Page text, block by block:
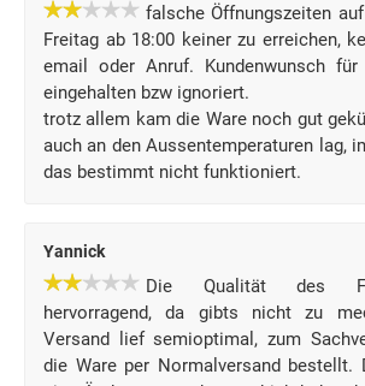
falsche Öffnungszeiten
Freitag ab 18:00 keiner zu erreichen,
email oder Anruf. Kundenwunsch
eingehalten bzw ignoriert.
trotz allem kam die Ware noch gut
auch an den Aussentemperaturen lag,
das bestimmt nicht funktioniert.
Yannick
Die Qualität des
hervorragend, da gibts nicht zu
Versand lief semioptimal, zum
die Ware per Normalversand bestellt.